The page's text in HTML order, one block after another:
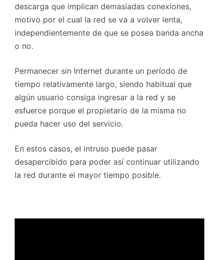
descarga que implican demasiadas conexiones,
motivo por el cual la red se va a volver lenta,
independientemente de que se posea banda ancha
o no.
Permanecer sin Internet durante un período de
tiempo relativamente largo, siendo habitual que
algún usuario consiga ingresar a la red y se
esfuerce porque el propietario de la misma no
pueda hacer uso del servicio.
En estos casos, el intruso puede pasar
desapercibido para poder así continuar utilizando
la red durante el mayor tiempo posible.